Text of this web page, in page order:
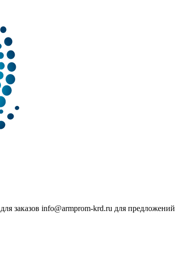
для заказов info@armprom-krd.ru для предложений